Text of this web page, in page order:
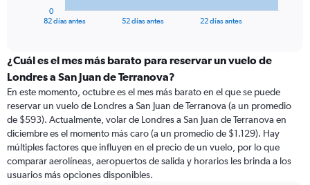
categories.
Range:
categories.
The
chart
has
1
Y
axis
82 días antes 52 días antes 22 días antes
0
¿Cuál es el mes más barato para reservar un vuelo de
Londres a San Juan de Terranova?
En este momento, octubre es el mes más barato en el que se puede
reservar un vuelo de Londres a San Juan de Terranova (a un promedio
de $593). Actualmente, volar de Londres a San Juan de Terranova en
diciembre es el momento más caro (a un promedio de $1.129). Hay
múltiples factores que influyen en el precio de un vuelo, por lo que
comparar aerolíneas, aeropuertos de salida y horarios les brinda a los
usuarios más opciones disponibles.